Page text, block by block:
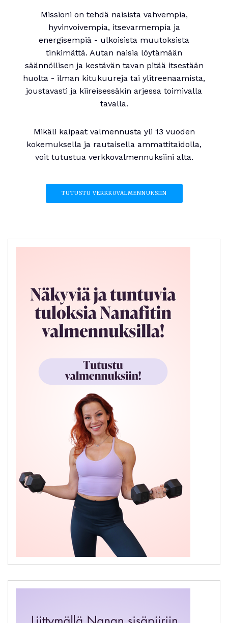
Missioni on tehdä naisista vahvempia,
hyvinvoivempia, itsevarmempia ja
energisempiä - ulkoisista muutoksista
tinkimättä. Autan naisia löytämään
säännöllisen ja kestävän tavan pitää itsestään
huolta - ilman kitukuureja tai ylitreenaamista,
joustavasti ja kiireisessäkin arjessa toimivalla
tavalla.
Mikäli kaipaat valmennusta yli 13 vuoden
kokemuksella ja rautaisella ammattitaidolla,
voit tutustua verkkovalmennuksiini alta.
TUTUSTU VERKKOVALMENNUKSIIN